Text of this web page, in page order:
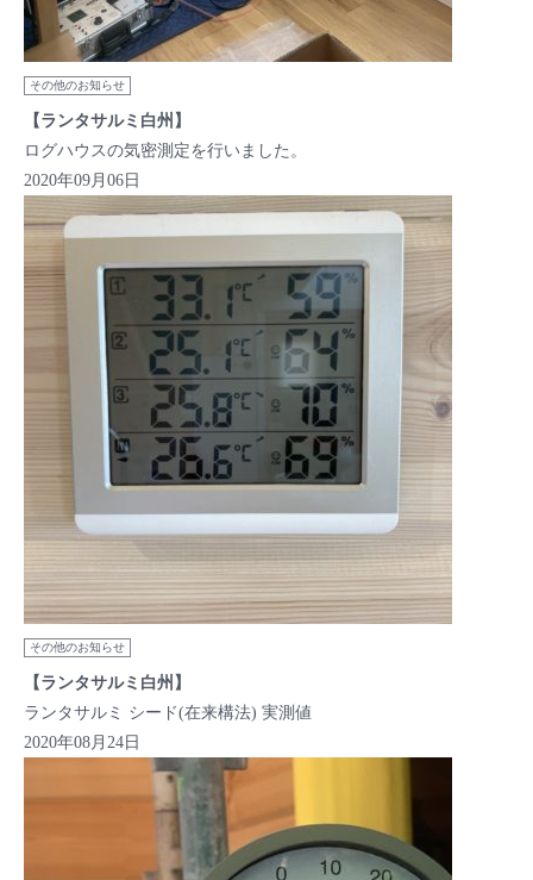
その他のお知らせ
【ランタサルミ白州】
ログハウスの気密測定を行いました。
2020年09月06日
その他のお知らせ
【ランタサルミ白州】
ランタサルミ シード(在来構法) 実測値
2020年08月24日